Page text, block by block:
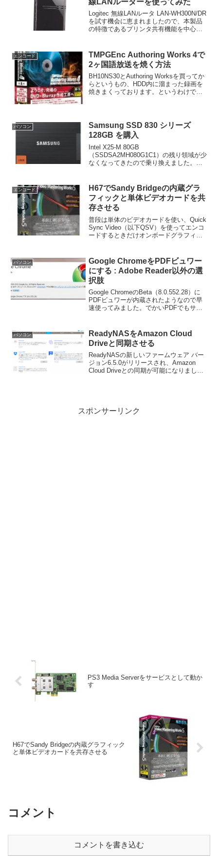
Logitec 無線LANルータ LAN-WH300N/DR
を試す機会に恵まれましたので、本製品
の特徴であるプリンタ共有機能を中心に
WH300N/DGRU、...
エンコード
TMPGEnc Authoring Works 4で
2ヶ国語放送を焼く方法
BH10NS30とAuthoring Worksを買ってか
らというもの、HDD内に溜まった録画を
焼きまくっております。というわけで、
パソコン
Samsung SSD 830 シリーズ
128GB を購入
Intel X25-M 80GB
（SSDSA2MH080G1C1）の残り領域が少
なくなってきたので乗り換えました。
が売られていたようですが、4月からI...
エンコード
H67でSandy Bridgeの内蔵グラ
フィックと単体ビデオカードを共
存させる
普段は単体のビデオカードを使い、Quick
Sync Video（以下QSV）を使ってエンコ
ードするときだけオンボードグラフィッ
すが、いちいち切り替えずに済む方法は
無い...
パソコン
Google ChromeをPDFビュワー
にする : Adobe Reader以外の選
択肢
Google ChromeのBeta（8.0.552.28）に
PDFビュワーが内蔵されたようなので早
速使ってみました。でかいPDFでもサク
2010.12.04】 安定版（8.0...
パソコン
ReadyNASをAmazon Cloud
Driveと同期させる
ReadyNASの新しいファームウェア バー
ジョン6.5.0がリリースされ、Amazon
Cloud Driveとの同期が可能になりまし
スポンサーリンク
PS3 Media Serverをサービスとして動か
す
H67でSandy Bridgeの内蔵グラフィック
と単体ビデオカードを共存させる
コメント
コメントを書き込む